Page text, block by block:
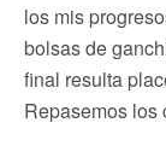
los mis
bolsas de
final resulta
Repasemos los